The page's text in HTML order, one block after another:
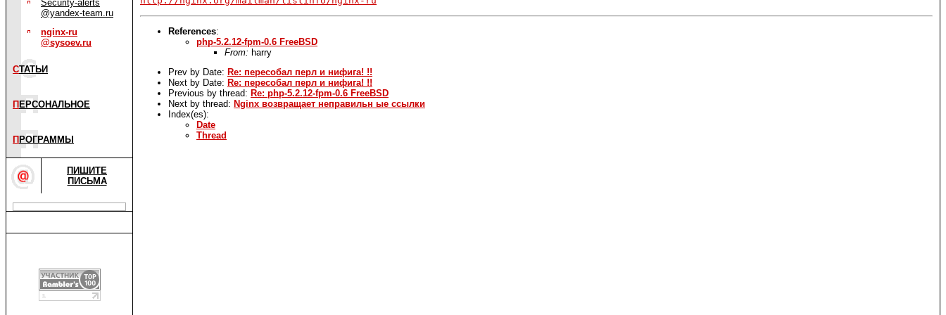
Security-alerts
@yandex-team.ru
nginx-ru
@sysoev.ru
СТАТЬИ
П ЕРСОНАЛЬНОЕ
П РОГРАММЫ
ПИШИТЕ
ПИСЬМА
References:
php-5.2.12-fpm-0.6 FreeBSD
From: harry
Prev by Date: Re: пересобал перл и нифига! !!
Next by Date: Re: пересобал перл и нифига! !!
Previous by thread: Re: php-5.2.12-fpm-0.6 FreeBSD
Next by thread: Nginx возвращает неправильн ые ссылки
Index(es):
Date
Thread